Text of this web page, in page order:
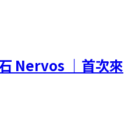
Nervos ｜首次來